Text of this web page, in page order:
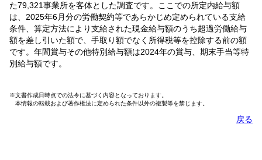
た79,321事業所を客体とした調査です。ここでの所定内給与額
は、2025年6月分の労働契約等であらかじめ定められている支給
条件、算定方法により支給された現金給与額のうち超過労働給与
額を差し引いた額で、手取り額でなく所得税等を控除する前の額
です。年間賞与その他特別給与額は2024年の賞与、期末手当等特
別給与額です。
※文書作成日時点での法令に基づく内容となっております。
本情報の転載および著作権法に定められた条件以外の複製等を禁じます。
戻る